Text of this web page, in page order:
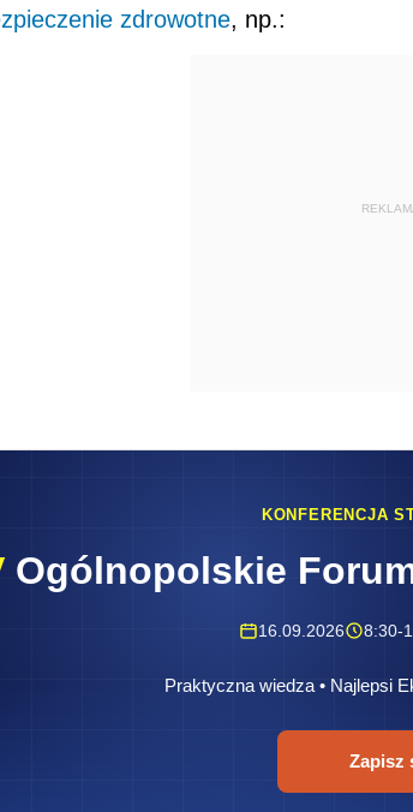
zdrowotne, np.:
KONFERENCJA
Ogólnopolskie
16.09.2026 8:30-
Praktyczna wiedza • Najlepsi
Zapisz